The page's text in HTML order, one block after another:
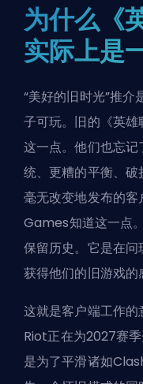
为什么《
实际上是
“美好的旧时光”推介
子可玩。旧的《英
这一点。他们也忘
统、更糟的平衡、
毫无改变地发布的
Games知道这一点
保留历史。它是在
获得他们的旧游戏的
这就是客户端工作
Riot正在为2027赛
是为了平滑诸如